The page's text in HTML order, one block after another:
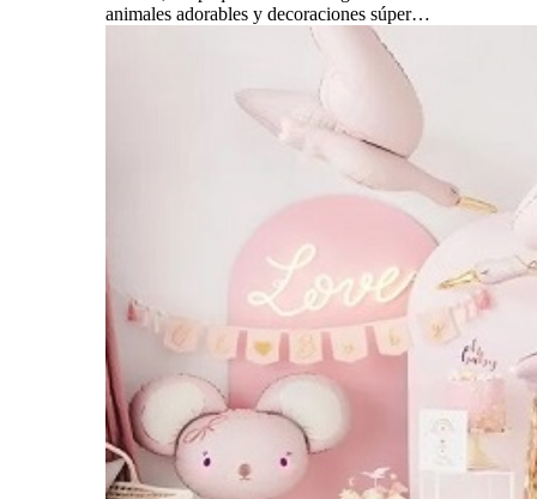
animales adorables y decoraciones súper…